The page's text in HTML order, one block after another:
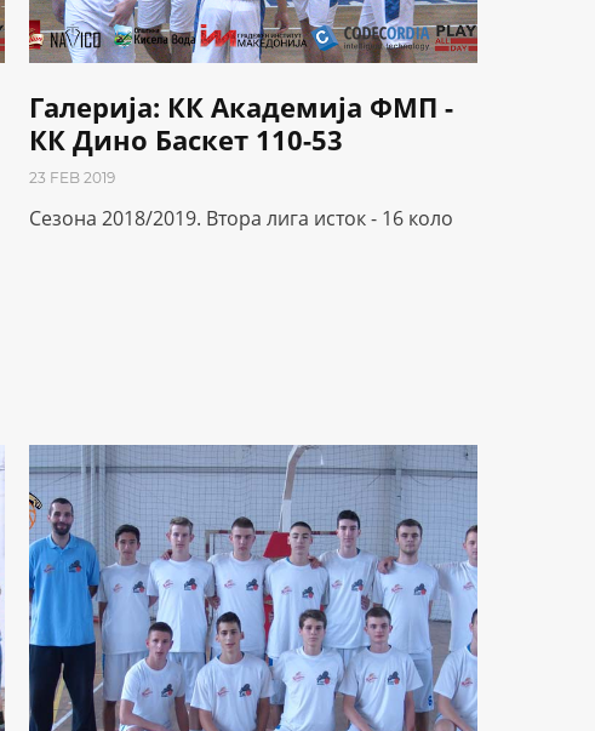
Галерија: КК Академија ФМП -
КК Дино Баскет 110-53
23 FEB 2019
Сезона 2018/2019. Втора лига исток - 16 коло